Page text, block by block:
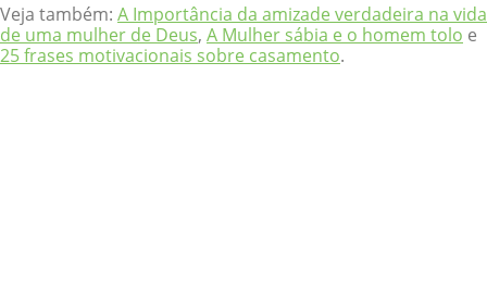
Veja também: A Importância da amizade verdadeira na vida
de uma mulher de Deus, A Mulher sábia e o homem tolo e
25 frases motivacionais sobre casamento.